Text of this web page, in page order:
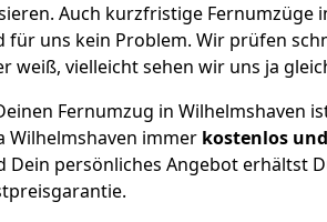
Auch kurzfristige Fernumzüge
für uns kein Problem. Wir prüfen
weiß, vielleicht sehen wir uns ja
Fernumzug in Wilhelmshaven
Wilhelmshaven immer kostenlos und
Dein persönliches Angebot erhältst